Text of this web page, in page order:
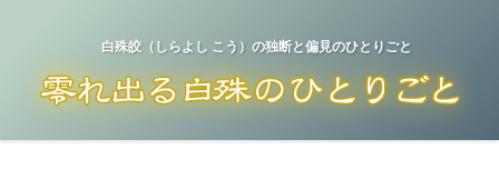
白殊皎（しらよし こう）の独断と偏見のひとりごと